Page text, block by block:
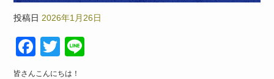
投稿日 2026年1月26日
F
a
T
wi
皆さんこんにちは！